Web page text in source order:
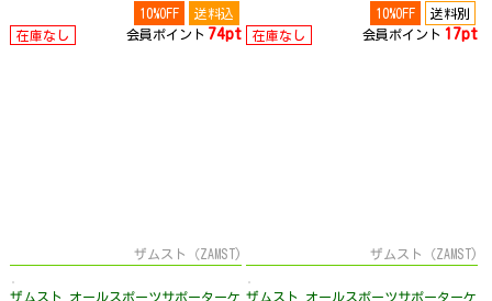
10%OFF
送料込
在庫なし
会員ポイント 74pt
10%OFF
送料別
在庫なし
会員ポイント 17pt
ザムスト（ZAMST)
ザムスト オールスポーツサポーターケ
ザムスト（ZAMST)
ザムスト オールスポーツサポーターケ